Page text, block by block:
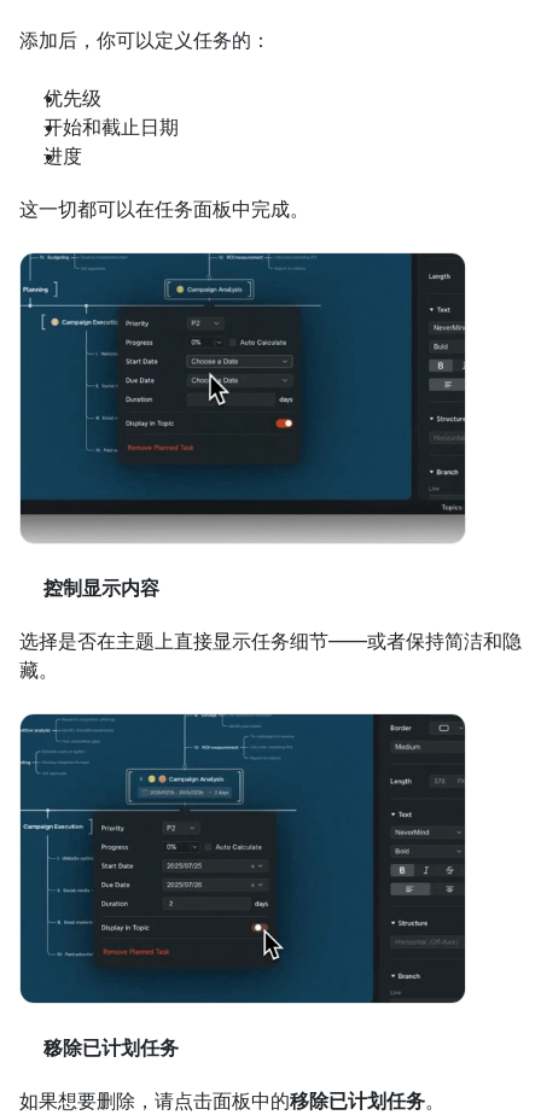
添加后，你可以定义任务的：
优先级
开始和截止日期
进度
这一切都可以在任务面板中完成。
控制显示内容
选择是否在主题上直接显示任务细节——或者保持简洁和隐
藏。
移除已计划任务
如果想要删除，请点击面板中的移除已计划任务。